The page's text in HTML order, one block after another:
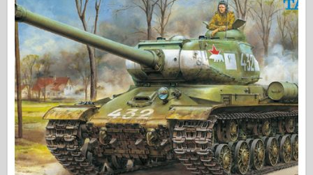
너트 와 볼트
새로운 뱅가드
오스프리 모델링
오스프리 출판
편대 신호
탱크 파워
트럭 및 탱크
와펜 아스날